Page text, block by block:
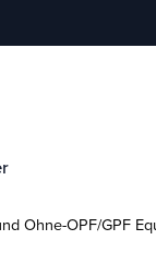
Ohne-OPF/GPF